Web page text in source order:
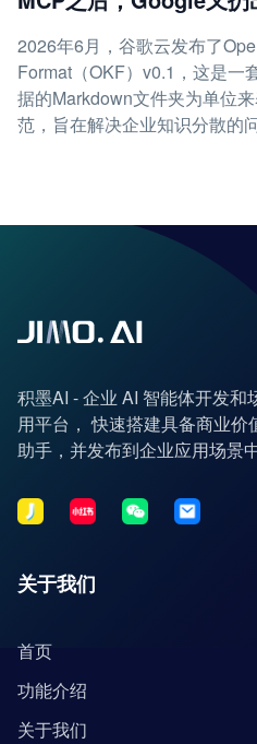
2026年6月，谷歌云发布了
Format（OKF）v0.1，这是一
据的Markdown文件夹为单位
范，旨在解决企业知识分散的问
积墨AI - 企业 AI 智能体开发和
用平台， 快速搭建具备商业价
助手，并发布到企业应用场景中
关于我们
首页
功能介绍
关于我们